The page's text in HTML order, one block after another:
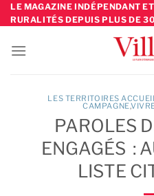
Skip
to
LE MAGAZINE INDÉPENDANT
RURALITÉS DEPUIS PLUS DE
LES TERRITOIRES
CAMPAGNE,
PAROLES
ENGAGÉS :
LISTE